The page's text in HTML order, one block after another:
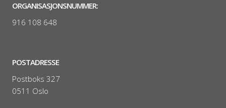
ORGANISASJONSNUMMER:
916 108 648
POSTADRESSE
Postboks 327
0511 Oslo